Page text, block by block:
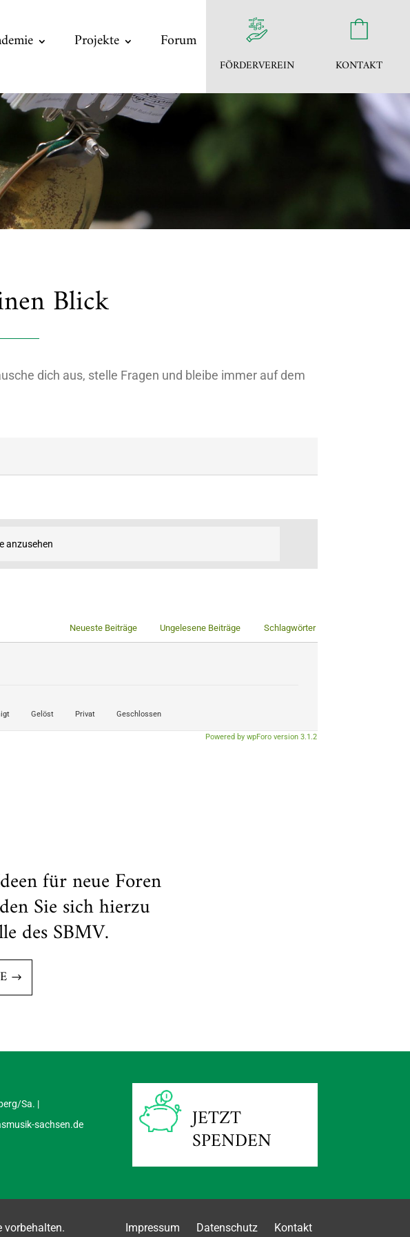
Projekte Forum
FÖRDERVEREIN KONTAKT
Blick
dich aus, stelle Fragen und bleibe immer auf dem
anzusehen
Neueste Beiträge Ungelesene Beiträge Schlagwörter
Gelöst Privat Geschlossen
Powered by wpForo version 3.1.2
für neue Foren
Sie sich hierzu
des SBMV.
Sa. |
sachsen.de JETZT
SPENDEN
vorbehalten. Impressum Datenschutz Kontakt